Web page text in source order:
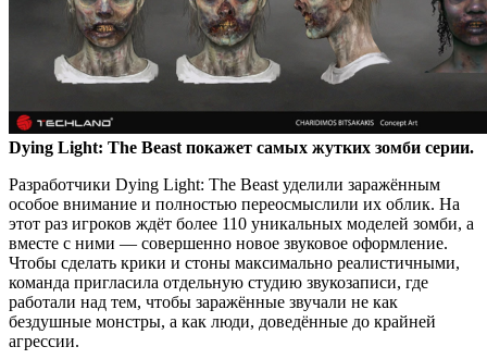
Dying Light: The Beast покажет самых жутких зомби серии.
Разработчики Dying Light: The Beast уделили заражённым
особое внимание и полностью переосмыслили их облик. На
этот раз игроков ждёт более 110 уникальных моделей зомби, а
вместе с ними — совершенно новое звуковое оформление.
Чтобы сделать крики и стоны максимально реалистичными,
команда пригласила отдельную студию звукозаписи, где
работали над тем, чтобы заражённые звучали не как
бездушные монстры, а как люди, доведённые до крайней
агрессии.